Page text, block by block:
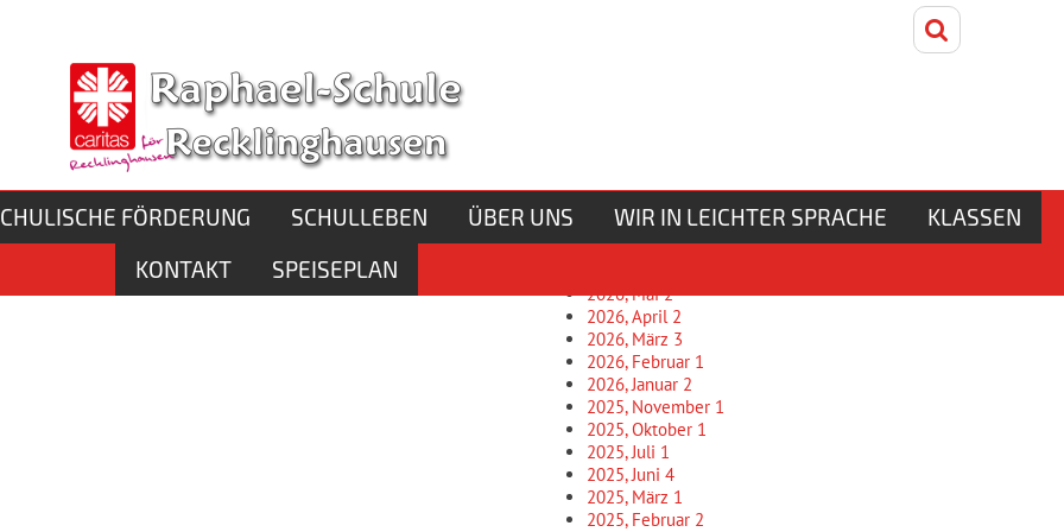
FÖRDERUNG SCHULLEBEN ÜBER UNS WIR IN LEICHTER SPRACHE
KLASSEN
KONTAKT
SPEISEPLAN
Donnerstag, 6. August 2026
Schule
Unser Archiv
2026, Mai2
2026, April 2
2026, März 3
2026, Februar 1
2026, Januar 2
2025, November 1
2025, Oktober 1
2025, Juli 1
2025, Juni 4
2025, März 1
2025, Februar 2